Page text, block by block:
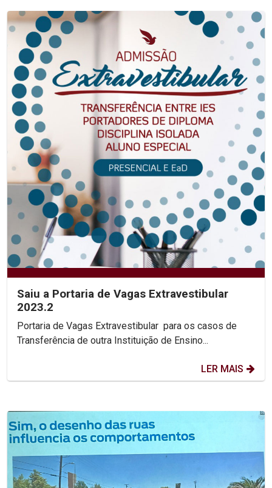
Saiu a Portaria de Vagas Extravestibular
2023.2
Portaria de Vagas Extravestibular para os casos de
Transferência de outra Instituição de Ensino...
LER MAIS